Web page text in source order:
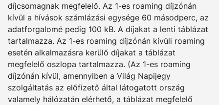
díjcsomagnak megfelelő. Az 1-es roaming díjzónán
kívül a hívások számlázási egysége 60 másodperc, az
adatforgalomé pedig 100 kB. A díjakat a lenti táblázat
tartalmazza. Az 1-es roaming díjzónán kívüli roaming
esetén alkalmazásra kerülő díjakat a táblázat
megfelelő oszlopa tartalmazza. (Az 1-es roaming
díjzónán kívül, amennyiben a Világ Napijegy
szolgáltatás az előfizető által látogatott ország
valamely hálózatán elérhető, a táblázat megfelelő